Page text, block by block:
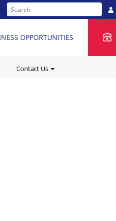
OPPORTUNITIES
Contact Us